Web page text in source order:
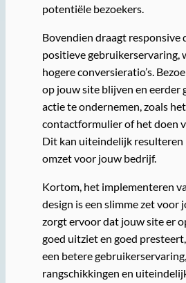
potentiële bezoekers.
Bovendien draagt responsive
positieve gebruikerservaring,
hogere conversieratio’s.
op jouw site blijven en eerder
actie te ondernemen, zoals
contactformulier of het doen
Dit kan uiteindelijk resulteren
omzet voor jouw bedrijf.
Kortom, het implementeren
design is een slimme zet voor
zorgt ervoor dat jouw site er
goed uitziet en goed
een betere
rangschikkingen en